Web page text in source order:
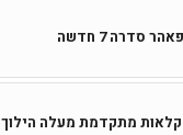
סדרה 7 חדשה
מתקדמת מעלה הילוך